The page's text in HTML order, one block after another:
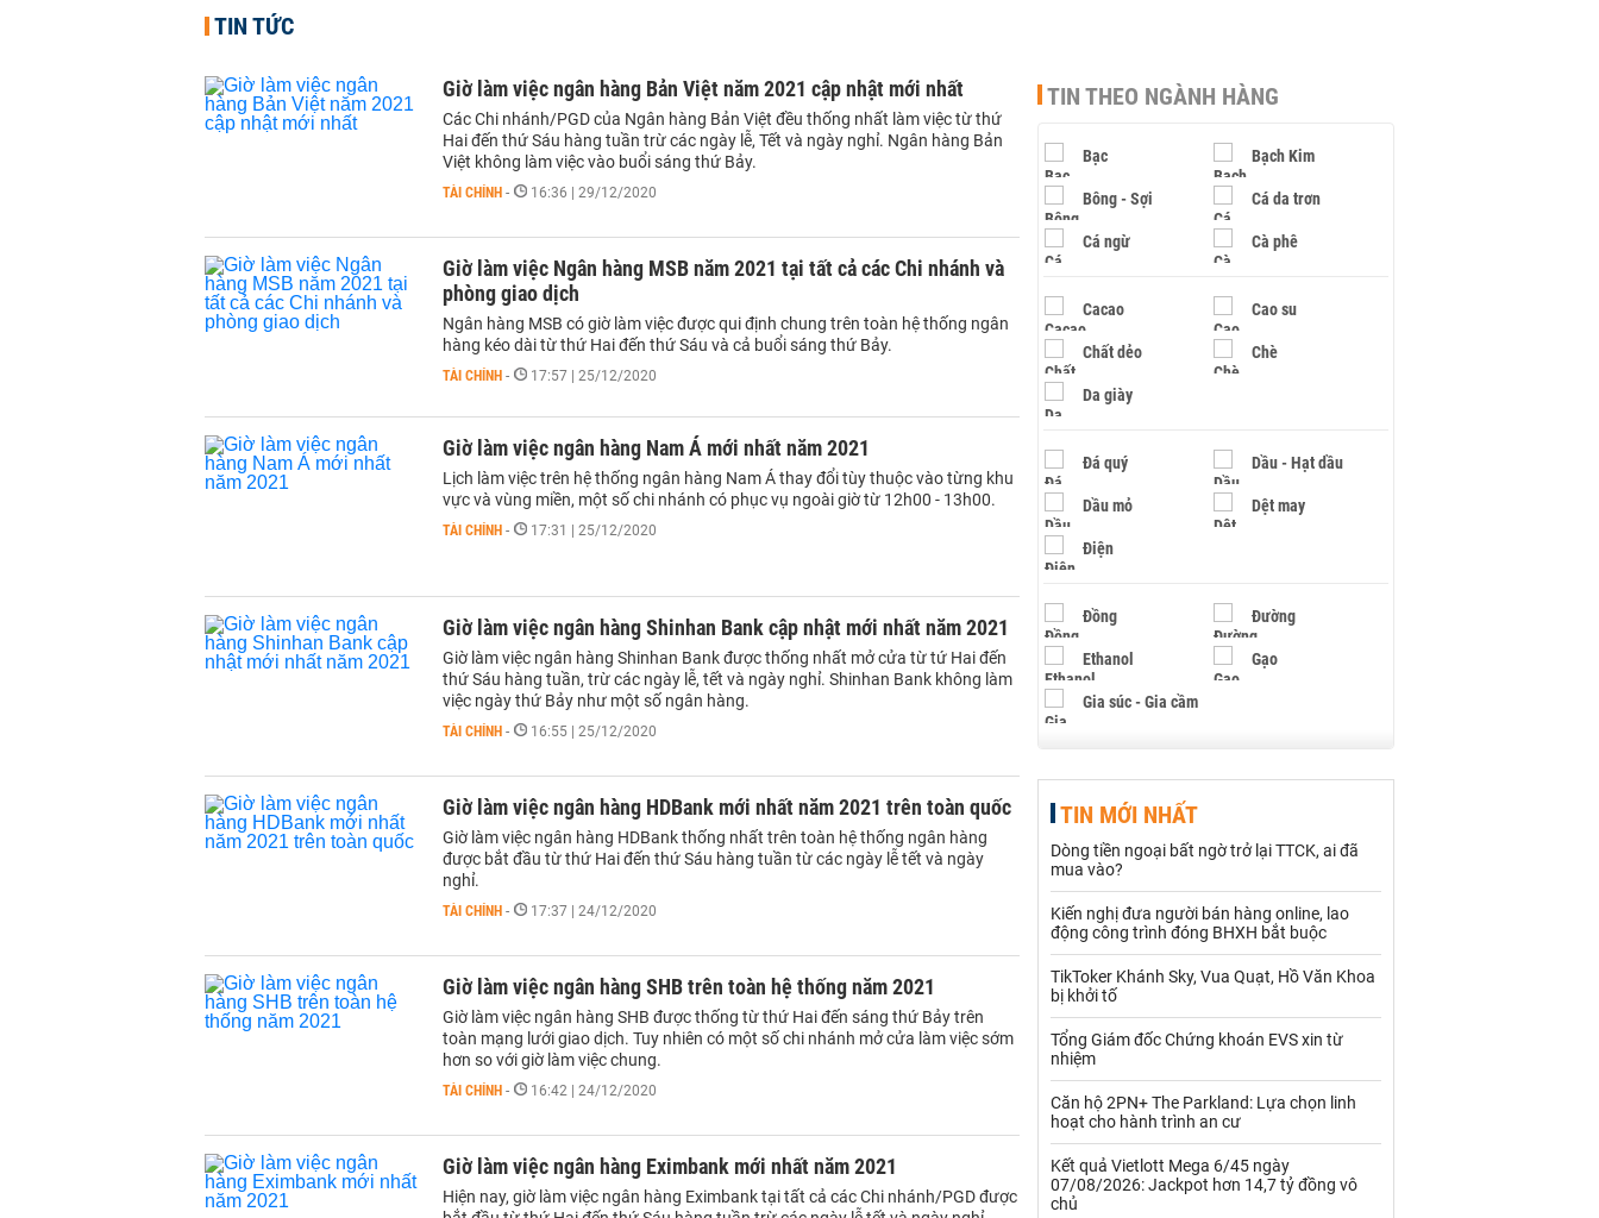
TIN TỨC
Giờ làm việc ngân hàng Bản Việt năm 2021 cập nhật mới nhất
Các Chi nhánh/PGD của Ngân hàng Bản Việt đều thống nhất làm việc từ thứ
Hai đến thứ Sáu hàng tuần trừ các ngày lễ, Tết và ngày nghỉ. Ngân hàng Bản
Việt không làm việc vào buổi sáng thứ Bảy.
TÀI CHÍNH - 16:36 | 29/12/2020
Giờ làm việc Ngân hàng MSB năm 2021 tại tất cả các Chi nhánh và
phòng giao dịch
Ngân hàng MSB có giờ làm việc được qui định chung trên toàn hệ thống ngân
hàng kéo dài từ thứ Hai đến thứ Sáu và cả buổi sáng thứ Bảy.
TÀI CHÍNH - 17:57 | 25/12/2020
Giờ làm việc ngân hàng Nam Á mới nhất năm 2021
Lịch làm việc trên hệ thống ngân hàng Nam Á thay đổi tùy thuộc vào từng khu
vực và vùng miền, một số chi nhánh có phục vụ ngoài giờ từ 12h00 - 13h00.
TÀI CHÍNH - 17:31 | 25/12/2020
Giờ làm việc ngân hàng Shinhan Bank cập nhật mới nhất năm 2021
Giờ làm việc ngân hàng Shinhan Bank được thống nhất mở cửa từ tứ Hai đến
thứ Sáu hàng tuần, trừ các ngày lễ, tết và ngày nghỉ. Shinhan Bank không làm
việc ngày thứ Bảy như một số ngân hàng.
TÀI CHÍNH - 16:55 | 25/12/2020
Giờ làm việc ngân hàng HDBank mới nhất năm 2021 trên toàn quốc
Giờ làm việc ngân hàng HDBank thống nhất trên toàn hệ thống ngân hàng
được bắt đầu từ thứ Hai đến thứ Sáu hàng tuần từ các ngày lễ tết và ngày
nghỉ.
TÀI CHÍNH - 17:37 | 24/12/2020
Giờ làm việc ngân hàng SHB trên toàn hệ thống năm 2021
Giờ làm việc ngân hàng SHB được thống từ thứ Hai đến sáng thứ Bảy trên
toàn mạng lưới giao dịch. Tuy nhiên có một số chi nhánh mở cửa làm việc sớm
hơn so với giờ làm việc chung.
TÀI CHÍNH - 16:42 | 24/12/2020
Giờ làm việc ngân hàng Eximbank mới nhất năm 2021
Hiện nay, giờ làm việc ngân hàng Eximbank tại tất cả các Chi nhánh/PGD được
TIN THEO NGÀNH HÀNG
Bạc Bạch Kim
Bông - Sợi Cá da trơn
Cá ngừ Cà phê
Cacao Cao su
Chất dẻo Chè
Da giày
Đá quý Dầu - Hạt dầu
Dầu mỏ Dệt may
Điện
Đồng Đường
Ethanol Gạo
Gia súc - Gia cầm
Hạt điều
Khí đốt
Kim loại khác Mắc ca
Muối Ngũ cốc
Palladium Phân bón
Rau - Củ -Quả
Sữa
TIN MỚI NHẤT
Dòng tiền ngoại bất ngờ trở lại TTCK, ai đã
mua vào?
Kiến nghị đưa người bán hàng online, lao
động công trình đóng BHXH bắt buộc
TikToker Khánh Sky, Vua Quạt, Hồ Văn Khoa
bị khởi tố
Tổng Giám đốc Chứng khoán EVS xin từ
nhiệm
Căn hộ 2PN+ The Parkland: Lựa chọn linh
hoạt cho hành trình an cư
Kết quả Vietlott Mega 6/45 ngày
07/08/2026: Jackpot hơn 14,7 tỷ đồng vô
chủ